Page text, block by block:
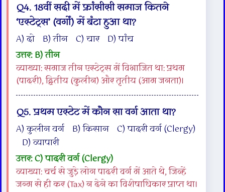
Q4. 18वीं सदी में फ्रांसीसी समाज कितने
‘एस्टेट्स’ (वर्गों) में बंटा हुआ था?
A) दो B) तीन C) चार D) पांच
उत्तर: B) तीन
व्याख्या: समाज तीन एस्टेट्स में विभाजित था: प्रथम
(पादरी), द्वितीय (कुलीन) और तृतीय (आम जनता)।
Q5. प्रथम एस्टेट में कौन सा वर्ग आता था?
A) कुलीन वर्ग B) किसान C) पादरी वर्ग (Clergy)
D) व्यापारी
उत्तर: C) पादरी वर्ग (Clergy)
व्याख्या: चर्च से जुड़े लोग पादरी वर्ग में आते थे, जिन्हें
जन्म से ही कर (Tax) न देने का विशेषाधिकार प्राप्त था।